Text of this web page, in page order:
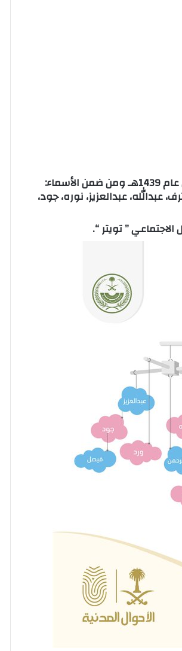
نشر حساب الأحوال المدنية صورة توضح أكثر الأسماء تسجيلًا خلال عام 1439هـ ومن ضمن الأسماء:
عبدالعزيز، نوره، جود،
” تويتر “.